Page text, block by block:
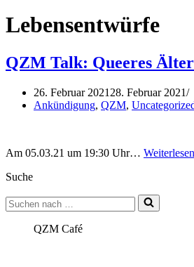
Lebensentwürfe
QZM Talk: Queeres
26. Februar 2021 28. Februar 2021
Ankündigung, QZM,
Am 05.03.21 um 19:30 Uhr…
Suche
Suchen
nach …
QZM Café